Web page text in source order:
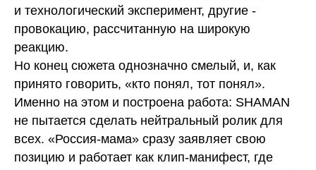
и технологический эксперимент, другие -
провокацию, рассчитанную на широкую
реакцию.
Но конец сюжета однозначно смелый, и, как
принято говорить, «кто понял, тот понял».
Именно на этом и построена работа: SHAMAN
не пытается сделать нейтральный ролик для
всех. «Россия-мама» сразу заявляет свою
позицию и работает как клип-манифест, где